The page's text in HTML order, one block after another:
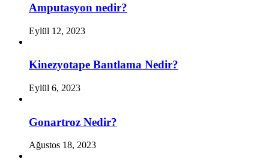
Amputasyon nedir?
Eylül 12, 2023
Kinezyotape Bantlama Nedir?
Eylül 6, 2023
Gonartroz Nedir?
Ağustos 18, 2023